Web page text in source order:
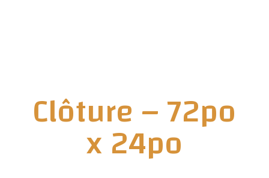
Clôture – 72po
x 24po